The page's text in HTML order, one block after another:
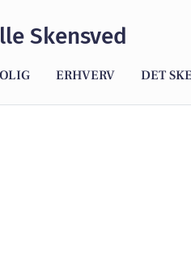
Skensved
ERHVERV DET